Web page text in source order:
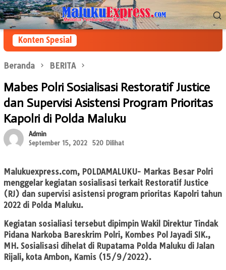
Loncat
ke
konten
Menu
Mobile
Konten Spesial
Beranda BERITA
Mabes Polri Sosialisasi Restoratif Justice
dan Supervisi Asistensi Program Prioritas
Kapolri di Polda Maluku
Admin
September 15, 2022
520 Dilihat
Malukuexpress.com, POLDAMALUKU- Markas Besar Polri
menggelar kegiatan sosialisasi terkait Restoratif Justice
(RJ) dan supervisi asistensi program prioritas Kapolri tahun
2022 di Polda Maluku.
Kegiatan sosialiasi tersebut dipimpin Wakil Direktur Tindak
Pidana Narkoba Bareskrim Polri, Kombes Pol Jayadi SIK.,
MH. Sosialisasi dihelat di Rupatama Polda Maluku di Jalan
Rijali, kota Ambon, Kamis (15/9/2022).